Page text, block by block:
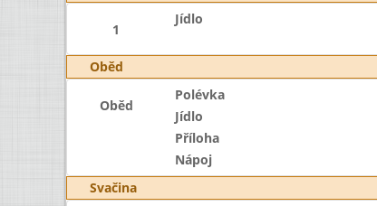
1
Jídlo
Oběd
Oběd
Polévka
Jídlo
Příloha
Nápoj
Svačina